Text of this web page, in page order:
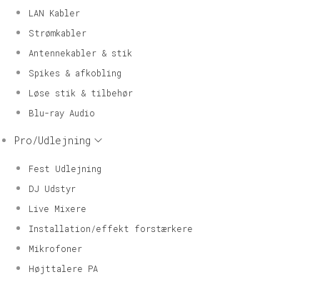
LAN Kabler
Strømkabler
Antennekabler & stik
Spikes & afkobling
Løse stik & tilbehør
Blu-ray Audio
Pro/Udlejning
Fest Udlejning
DJ Udstyr
Live Mixere
Installation/effekt forstærkere
Mikrofoner
Højttalere PA